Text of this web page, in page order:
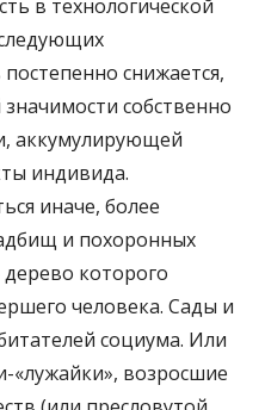
в технологической
снижается,
значимости собственно
аккумулирующей
индивида.
иначе, более
и похоронных
которого
человека. Сады и
социума. Или
возросшие